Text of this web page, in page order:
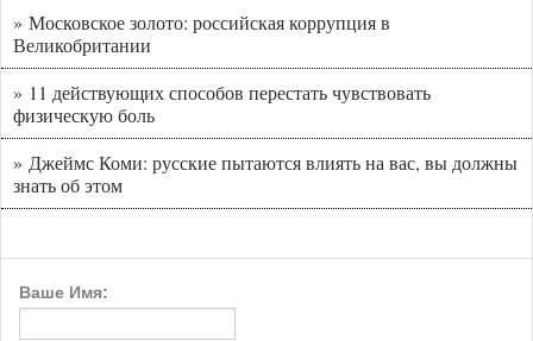
» Московское золото: российская коррупция в
Великобритании
» 11 действующих способов перестать чувствовать
физическую боль
» Джеймс Коми: русские пытаются влиять на вас, вы должны
знать об этом
Ваше Имя: